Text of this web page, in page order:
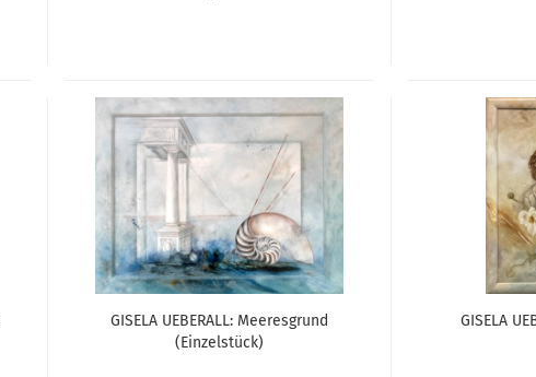
GISELA UEBERALL: Meeresgrund
(Einzelstück)
GISELA